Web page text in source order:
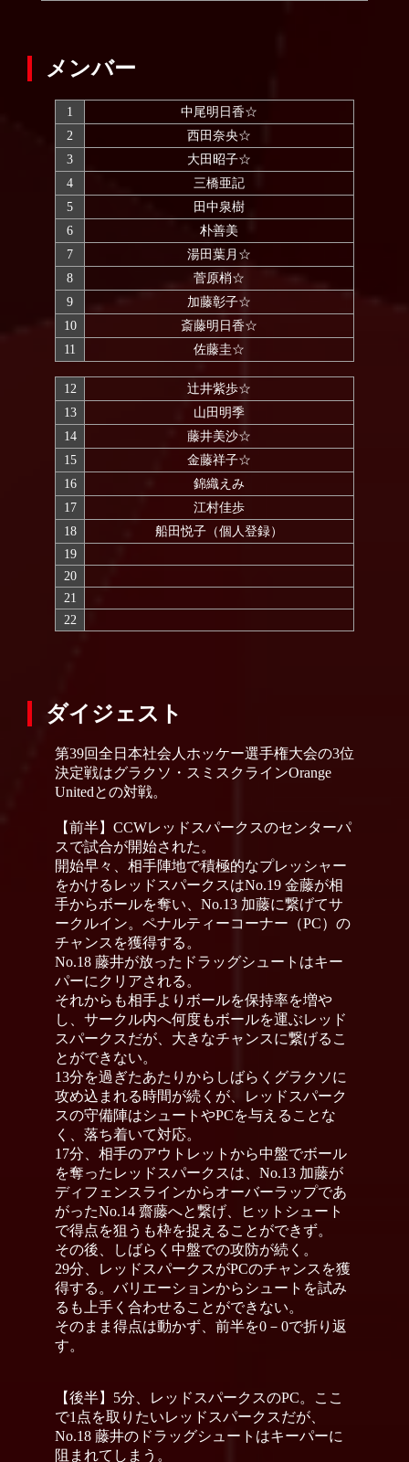
メンバー
1
中尾明日香☆
2
西田奈央☆
3
大田昭子☆
4
三橋亜記
5
田中泉樹
6
朴善美
7
湯田葉月☆
8
菅原梢☆
9
加藤彰子☆
10
斎藤明日香☆
11
佐藤圭☆
12
辻井紫歩☆
13
山田明季
14
藤井美沙☆
15
金藤祥子☆
16
錦織えみ
17
江村佳歩
18
船田悦子（個人登録）
19
20
21
22
ダイジェスト
第39回全日本社会人ホッケー選手権大会の3位
決定戦はグラクソ・スミスクラインOrange
Unitedとの対戦。
【前半】CCWレッドスパークスのセンターパ
スで試合が開始された。
開始早々、相手陣地で積極的なプレッシャー
をかけるレッドスパークスはNo.19 金藤が相
手からボールを奪い、No.13 加藤に繋げてサ
ークルイン。ペナルティーコーナー（PC）の
チャンスを獲得する。
No.18 藤井が放ったドラッグシュートはキー
パーにクリアされる。
それからも相手よりボールを保持率を増や
し、サークル内へ何度もボールを運ぶレッド
スパークスだが、大きなチャンスに繋げるこ
とができない。
13分を過ぎたあたりからしばらくグラクソに
攻め込まれる時間が続くが、レッドスパーク
スの守備陣はシュートやPCを与えることな
く、落ち着いて対応。
17分、相手のアウトレットから中盤でボール
を奪ったレッドスパークスは、No.13 加藤が
ディフェンスラインからオーバーラップであ
がったNo.14 齋藤へと繋げ、ヒットシュート
で得点を狙うも枠を捉えることができず。
その後、しばらく中盤での攻防が続く。
29分、レッドスパークスがPCのチャンスを獲
得する。バリエーションからシュートを試み
るも上手く合わせることができない。
そのまま得点は動かず、前半を0－0で折り返
す。
【後半】5分、レッドスパークスのPC。ここ
で1点を取りたいレッドスパークスだが、
No.18 藤井のドラッグシュートはキーパーに
阻まれてしまう。